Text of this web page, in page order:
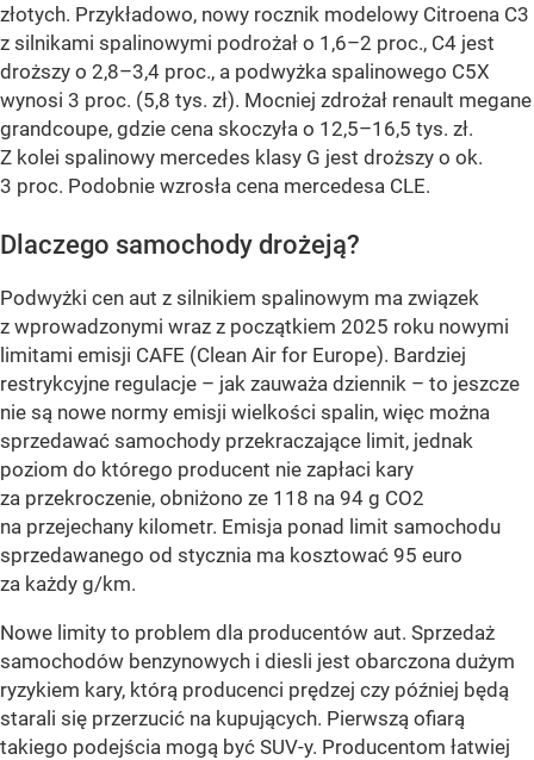
złotych. Przykładowo, nowy rocznik modelowy Citroena C3
z silnikami spalinowymi podrożał o 1,6–2 proc., C4 jest
droższy o 2,8–3,4 proc., a podwyżka spalinowego C5X
wynosi 3 proc. (5,8 tys. zł). Mocniej zdrożał renault megane
grandcoupe, gdzie cena skoczyła o 12,5–16,5 tys. zł.
Z kolei spalinowy mercedes klasy G jest droższy o ok.
3 proc. Podobnie wzrosła cena mercedesa CLE.
Dlaczego samochody drożeją?
Podwyżki cen aut z silnikiem spalinowym ma związek
z wprowadzonymi wraz z początkiem 2025 roku nowymi
limitami emisji CAFE (Clean Air for Europe). Bardziej
restrykcyjne regulacje – jak zauważa dziennik – to jeszcze
nie są nowe normy emisji wielkości spalin, więc można
sprzedawać samochody przekraczające limit, jednak
poziom do którego producent nie zapłaci kary
za przekroczenie, obniżono ze 118 na 94 g CO2
na przejechany kilometr. Emisja ponad limit samochodu
sprzedawanego od stycznia ma kosztować 95 euro
za każdy g/km.
Nowe limity to problem dla producentów aut. Sprzedaż
samochodów benzynowych i diesli jest obarczona dużym
ryzykiem kary, którą producenci prędzej czy później będą
starali się przerzucić na kupujących. Pierwszą ofiarą
takiego podejścia mogą być SUV-y. Producentom łatwiej